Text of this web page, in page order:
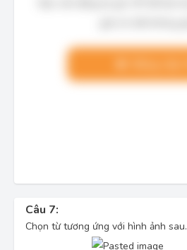
Câu 7:
Chọn từ tương ứng với hình ảnh sau.